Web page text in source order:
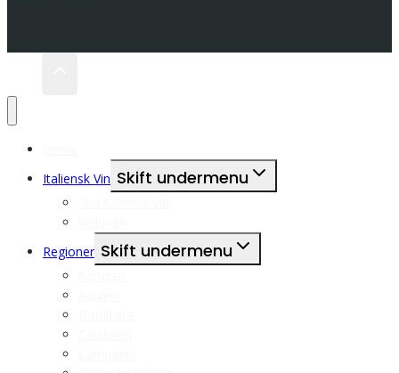
Italiensk Vin Skift undermenu
Regioner Skift undermenu